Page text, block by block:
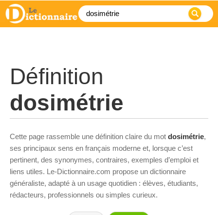
Définition
dosimétrie
Cette page rassemble une définition claire du mot dosimétrie,
ses principaux sens en français moderne et, lorsque c’est
pertinent, des synonymes, contraires, exemples d’emploi et
liens utiles. Le-Dictionnaire.com propose un dictionnaire
généraliste, adapté à un usage quotidien : élèves, étudiants,
rédacteurs, professionnels ou simples curieux.